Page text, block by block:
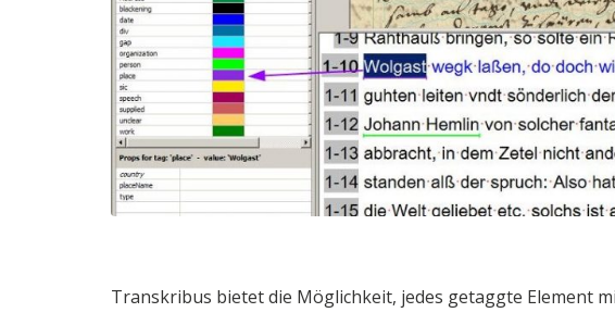
Transkribus bietet die Möglichkeit, jedes getaggte Element